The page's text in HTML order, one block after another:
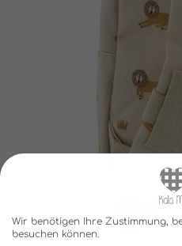
Wir benötigen Ihre Zustimmung,
besuchen können.